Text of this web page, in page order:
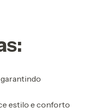
estilo e conforto